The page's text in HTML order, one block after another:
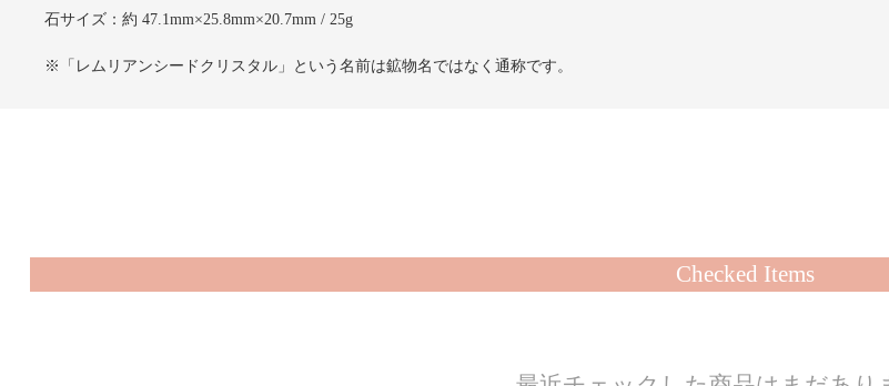
石サイズ：約 47.1mm×25.8mm×20.7mm / 25g
※「レムリアンシードクリスタル」という名前は鉱物名ではなく通称です。
Checked Items